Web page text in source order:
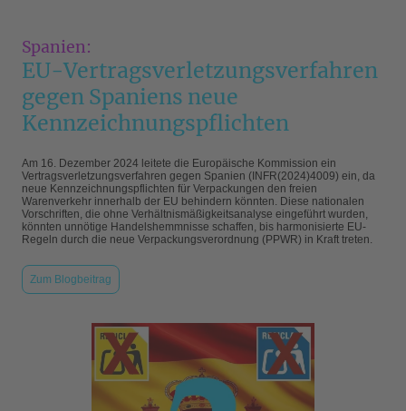
Spanien:
EU-Vertragsverletzungsverfahren
gegen Spaniens neue
Kennzeichnungspflichten
Am 16. Dezember 2024 leitete die Europäische Kommission ein
Vertragsverletzungsverfahren gegen Spanien (INFR(2024)4009) ein, da
neue Kennzeichnungspflichten für Verpackungen den freien
Warenverkehr innerhalb der EU behindern könnten. Diese nationalen
Vorschriften, die ohne Verhältnismäßigkeitsanalyse eingeführt wurden,
könnten unnötige Handelshemmnisse schaffen, bis harmonisierte EU-
Regeln durch die neue Verpackungsverordnung (PPWR) in Kraft treten.
Zum Blogbeitrag